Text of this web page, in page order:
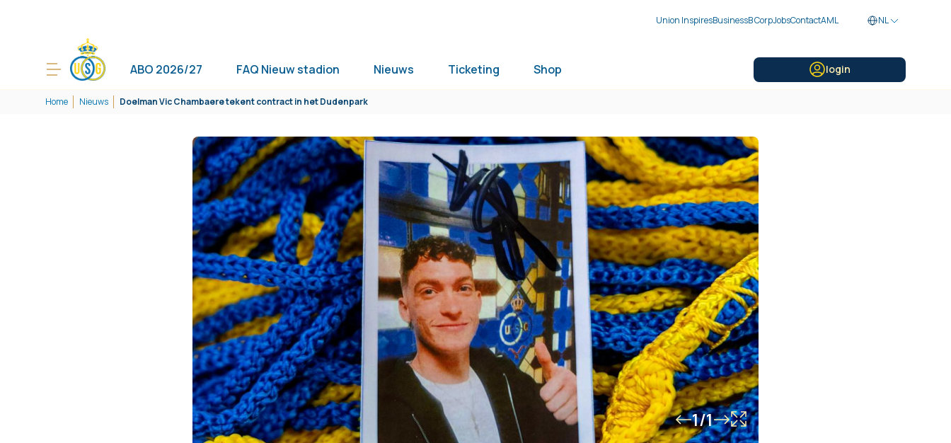
Union InspiresBusinessB CorpJobsContactAML NL
ABO 2026/27 FAQ Nieuw stadion Nieuws Ticketing Shop login
Home Nieuws Doelman Vic Chambaere tekent contract in het Dudenpark
1/1